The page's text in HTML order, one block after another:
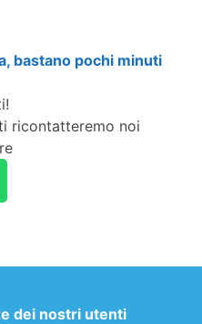
bastano pochi minuti
ricontatteremo noi
dei nostri utenti